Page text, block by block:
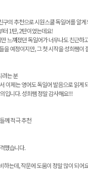
의 추천으로 시원스쿨 독일어를 알게
터 1탄, 2탄이었는데요!
느껴졌던 독일어가 너무나도 친근하
예정이지만, 그 첫 시작을 성희쌤이
려는 분
이제는 영어도 독일어 발음으로 읽게
입니다. 성희쌤 정말 감사해요!!!
께 적극 추천
했습니다.
하는데, 작문에 도움이 정말 많이 되어